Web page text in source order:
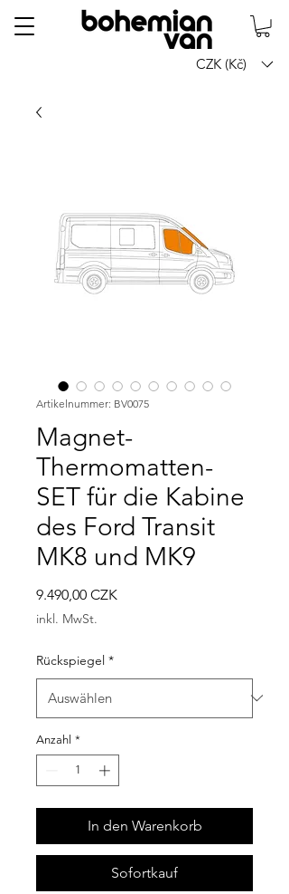
CZK (Kč)
Artikelnummer: BV0075
Magnet-
Thermomatten-
SET für die Kabine
des Ford Transit
MK8 und MK9
9.490,00 CZKPreis
inkl. MwSt.
Rückspiegel *
Anzahl *
In den Warenkorb
Sofortkauf